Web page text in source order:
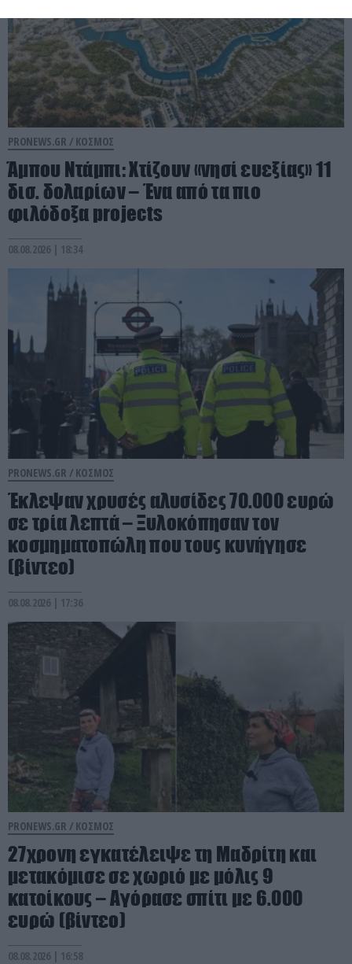
PRONEWS.GR / ΚΟΣΜΟΣ
Άμπου Ντάμπι: Χτίζουν «νησί ευεξίας» 11
δισ. δολαρίων – Ένα από τα πιο
φιλόδοξα projects
08.08.2026 | 18:34
PRONEWS.GR / ΚΟΣΜΟΣ
Έκλεψαν χρυσές αλυσίδες 70.000 ευρώ
σε τρία λεπτά – Ξυλοκόπησαν τον
κοσμηματοπώλη που τους κυνήγησε
(βίντεο)
08.08.2026 | 17:36
PRONEWS.GR / ΚΟΣΜΟΣ
27χρονη εγκατέλειψε τη Μαδρίτη και
μετακόμισε σε χωριό με μόλις 9
κατοίκους – Αγόρασε σπίτι με 6.000
ευρώ (βίντεο)
08.08.2026 | 16:58